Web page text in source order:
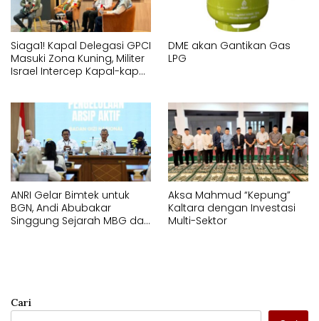
Siaga1! Kapal Delegasi GPCI
Masuki Zona Kuning, Militer
Israel Intercep Kapal-kapal
DME akan Gantikan Gas
LPG
ANRI Gelar Bimtek untuk
BGN, Andi Abubakar
Singgung Sejarah MBG dari
Aksa Mahmud “Kepung”
Kaltara dengan Investasi
Multi-Sektor
Cari